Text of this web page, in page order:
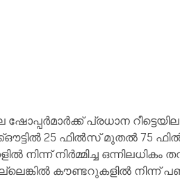
ഷോപ്പർമാർക്ക് പ്രധാന
25 ഫിൽസ് മുതൽ 75
നിന്ന് നിർമ്മിച്ച
കൗണ്ടറുകളിൽ നിന്ന്